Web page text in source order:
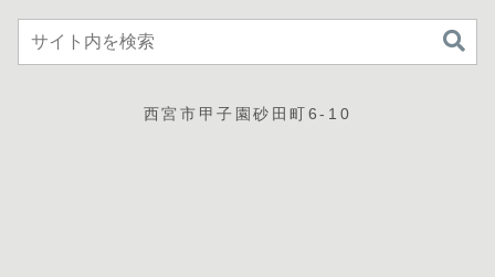
西宮市甲子園砂田町6-10